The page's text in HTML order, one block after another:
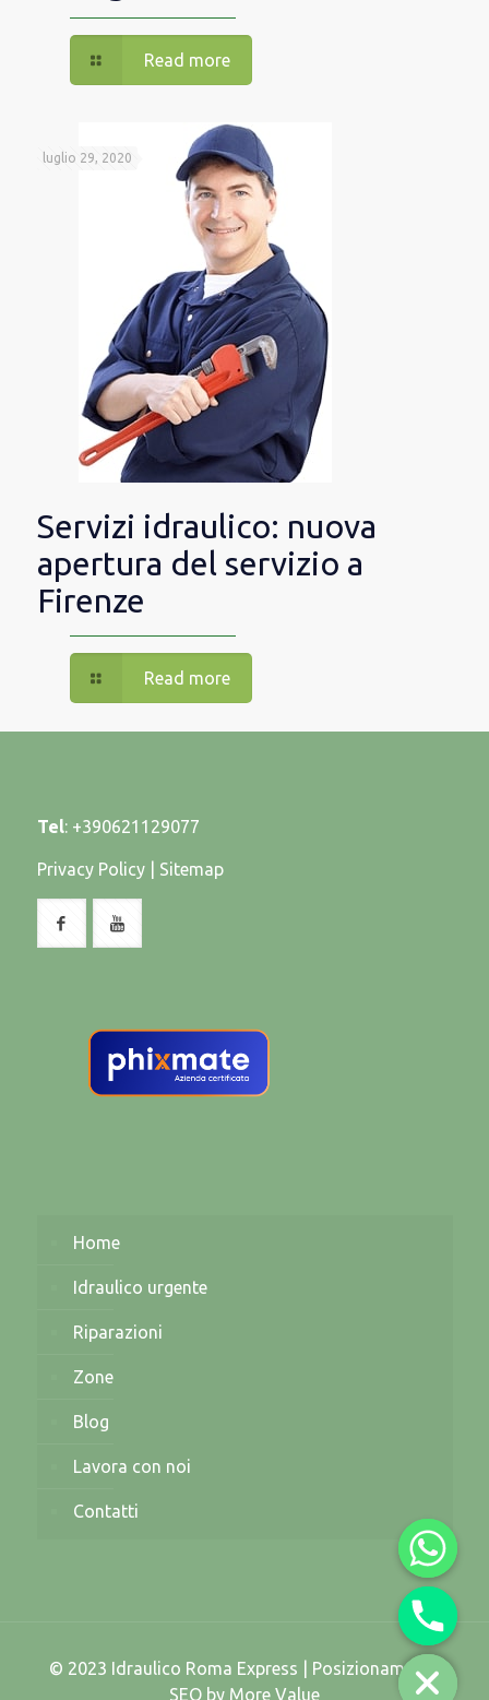
Read more
luglio 29, 2020
Servizi idraulico: nuova
apertura del servizio a
Firenze
Read more
Tel: +390621129077
Privacy Policy| Sitemap
Home
Idraulico urgente
Riparazioni
Zone
Blog
Lavora con noi
Contatti
© 2023 Idraulico Roma Express | Posizionamento
SEO by More Value